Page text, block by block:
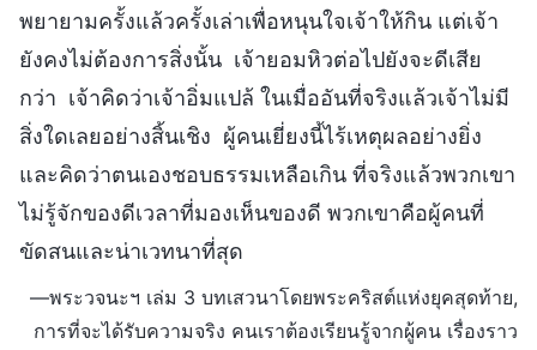
พยายามครั้งแล้วครั้งเล่าเพื่อหนุนใจเจ้าให้กิน แต่เจ้า
ยังคงไม่ต้องการสิ่งนั้น เจ้ายอมหิวต่อไปยังจะดีเสีย
กว่า เจ้าคิดว่าเจ้าอิ่มแปล้ ในเมื่ออันที่จริงแล้วเจ้าไม่มี
สิ่งใดเลยอย่างสิ้นเชิง ผู้คนเยี่ยงนี้ไร้เหตุผลอย่างยิ่ง
และคิดว่าตนเองชอบธรรมเหลือเกิน ที่จริงแล้วพวกเขา
ไม่รู้จักของดีเวลาที่มองเห็นของดี พวกเขาคือผู้คนที่
ขัดสนและน่าเวทนาที่สุด
—พระวจนะฯ เล่ม 3 บทเสวนาโดยพระคริสต์แห่งยุคสุดท้าย,
การที่จะได้รับความจริง คนเราต้องเรียนรู้จากผู้คน เรื่องราว